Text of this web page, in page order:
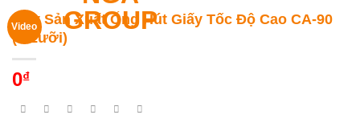
Video
Máy Sản Xuất Ống Hút Giấy Tốc Độ Cao CA-90
(9 Lưỡi)
0₫